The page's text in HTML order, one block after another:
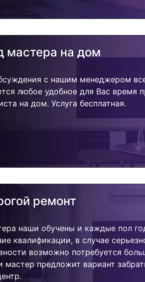
мастера на дом
с нашим менеджером
любое удобное для Вас время
на дом. Услуга бесплатная.
ремонт
наши обучены и каждые пол
квалификации, в случае
возможно потребуется
мастер предложит вариант